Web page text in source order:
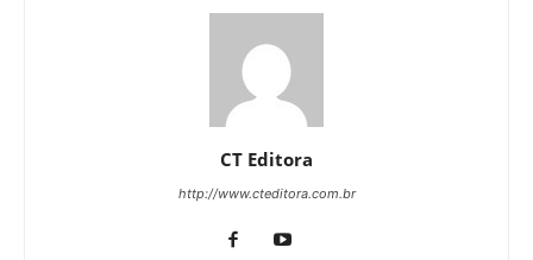
CT Editora
http://www.cteditora.com.br